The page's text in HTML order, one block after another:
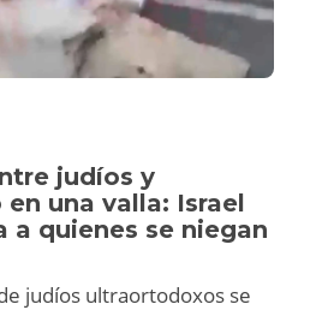
judíos y
una valla: Israel
a quienes se niegan
judíos ultraortodoxos se